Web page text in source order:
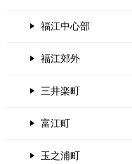
福江中心部
福江郊外
三井楽町
富江町
玉之浦町